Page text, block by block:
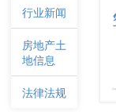
行业新闻
房地产土
地信息
法律法规